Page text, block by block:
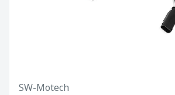
SW-Motech